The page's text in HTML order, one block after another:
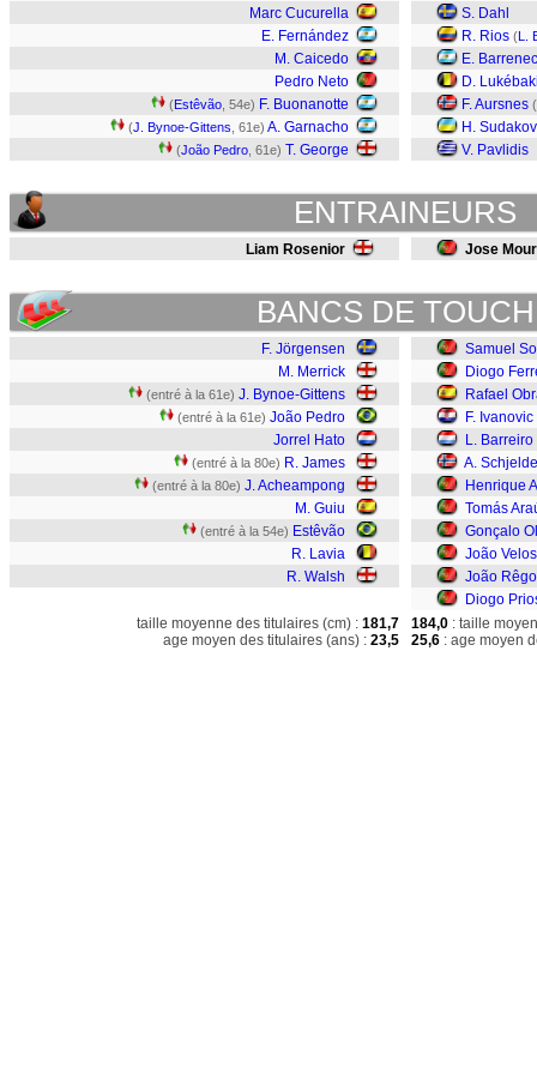
Marc Cucurella
E. Fernández
M. Caicedo
Pedro Neto
(Estêvão , 54e) F. Buonanotte
(J. Bynoe-Gittens , 61e) A. Garnacho
(João Pedro , 61e) T. George
S. Dahl
R. Rios (L.
E.
D.
F. Aursnes (
H. Sudakov
V. Pavlidis
ENTRAINEURS
Liam Rosenior Jose
BANCS DE
F. Jörgensen
M. Merrick
(entré à la 61e) J. Bynoe-Gittens
(entré à la 61e) João Pedro
Jorrel Hato
(entré à la 80e) R. James
(entré à la 80e) J. Acheampong
M. Guiu
(entré à la 54e) Estêvão
R. Lavia
R. Walsh
Samuel
Diogo
Rafael
F. Ivanovic
L. Barreiro
A.
Henrique
Tomás
Gonçalo
João
João Rêgo
Diogo
taille moyenne des titulaires (cm) : 181,7
age moyen des titulaires (ans) : 23,5
184,0 : taille
25,6 : age moyen